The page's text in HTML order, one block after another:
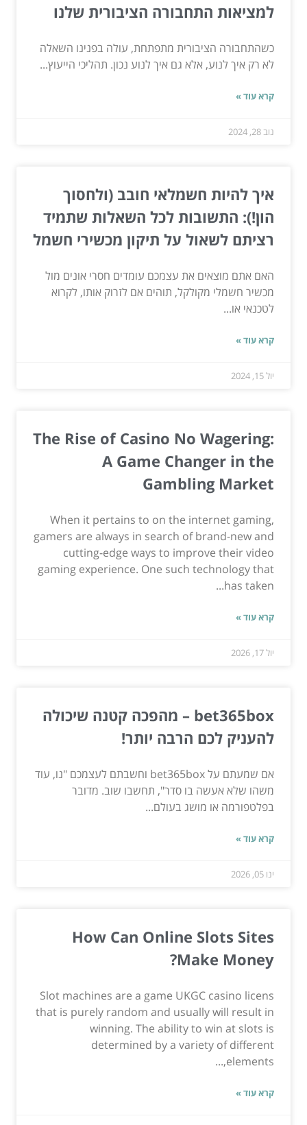
למציאות התחבורה הציבורית שלנו
כשהתחבורה הציבורית מתפתחת, עולה בפנינו השאלה
לא רק איך לנוע, אלא גם איך לנוע נכון. תהליכי הייעוץ...
קרא עוד »
נוב 28, 2024
איך להיות חשמלאי חובב (ולחסוך
הון!): התשובות לכל השאלות שתמיד
רציתם לשאול על תיקון מכשירי חשמל
האם אתם מוצאים את עצמכם עומדים חסרי אונים מול
מכשיר חשמלי מקולקל, תוהים אם לזרוק אותו, לקרוא
לטכנאי או...
קרא עוד »
יול 15, 2024
The Rise of Casino No Wagering:
A Game Changer in the
Gambling Market
When it pertains to on the internet gaming,
gamers are always in search of brand-new and
cutting-edge ways to improve their video
gaming experience. One such technology that
has taken...
קרא עוד »
יול 17, 2026
bet365box – מהפכה קטנה שיכולה
להעניק לכם הרבה יותר!
אם שמעתם על bet365box וחשבתם לעצמכם "נו, עוד
משהו שלא אעשה בו סדר", תחשבו שוב. מדובר
בפלטפורמה או מושג בעולם...
קרא עוד »
ינו 05, 2026
How Can Online Slots Sites
Make Money?
Slot machines are a game UKGC casino licens
that is purely random and usually will result in
winning. The ability to win at slots is
determined by a variety of different
elements,...
קרא עוד »